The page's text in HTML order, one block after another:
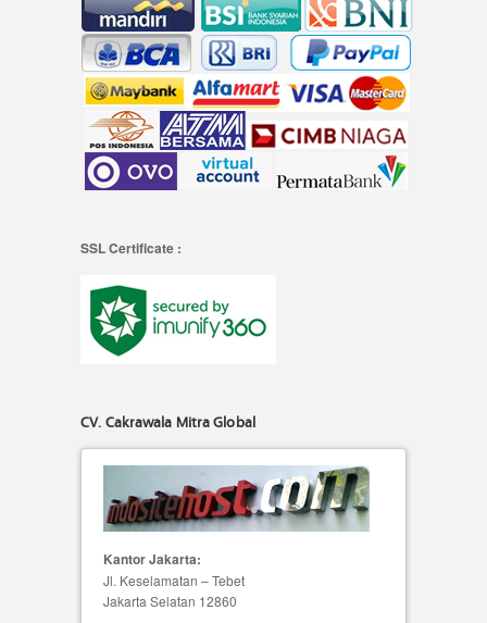
SSL Certificate :
CV. Cakrawala Mitra Global
Kantor Jakarta:
Jl. Keselamatan – Tebet
Jakarta Selatan 12860